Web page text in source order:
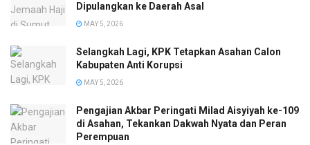
Dipulangkan ke Daerah Asal
MAY 5, 2026
Selangkah Lagi, KPK Tetapkan Asahan Calon
Kabupaten Anti Korupsi
MAY 5, 2026
Pengajian Akbar Peringati Milad Aisyiyah ke-109
di Asahan, Tekankan Dakwah Nyata dan Peran
Perempuan